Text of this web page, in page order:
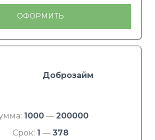
ОФОРМИТЬ
Доброзайм
1000— 200000
Срок: 1 — 378